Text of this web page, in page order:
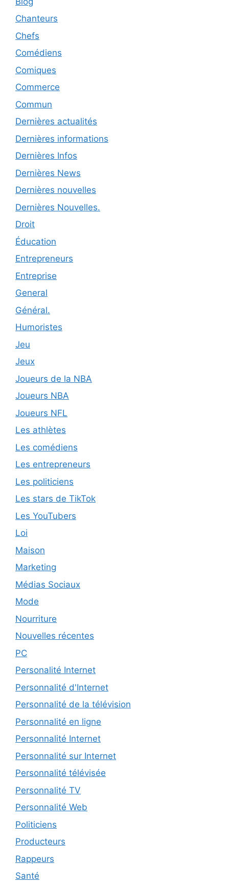
Chanteurs
Chefs
Comédiens
Comiques
Commerce
Commun
Dernières actualités
Dernières informations
Dernières Infos
Dernières News
Dernières nouvelles
Dernières Nouvelles.
Droit
Éducation
Entrepreneurs
Entreprise
General
Général.
Humoristes
Jeu
Jeux
Joueurs de la NBA
Joueurs NBA
Joueurs NFL
Les athlètes
Les comédiens
Les entrepreneurs
Les politiciens
Les stars de TikTok
Les YouTubers
Loi
Maison
Marketing
Médias Sociaux
Mode
Nourriture
Nouvelles récentes
PC
Personalité Internet
Personnalité d'Internet
Personnalité de la télévision
Personnalité en ligne
Personnalité Internet
Personnalité sur Internet
Personnalité télévisée
Personnalité TV
Personnalité Web
Politiciens
Producteurs
Rappeurs
Santé